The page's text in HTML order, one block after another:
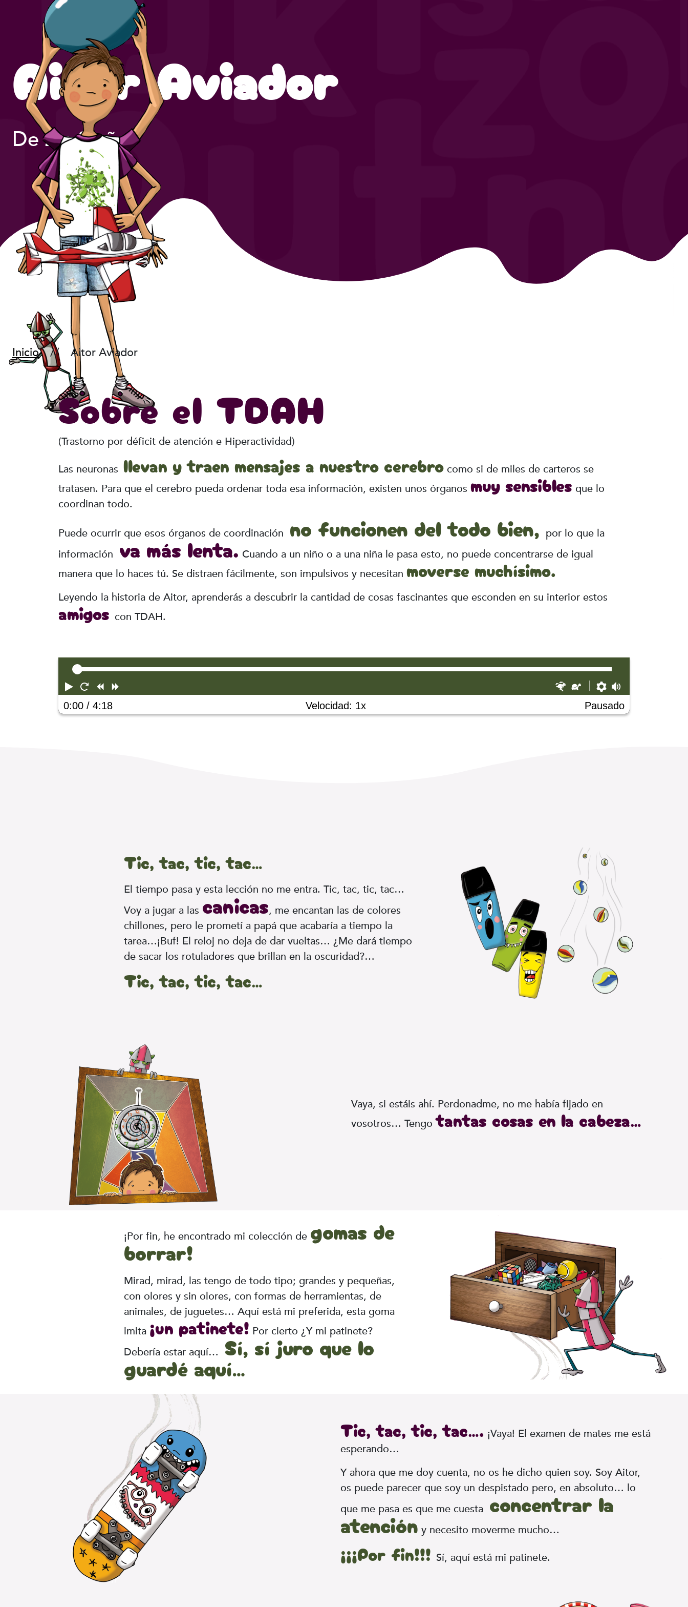
Aitor Aviador
De 2 a 8 años
Inicio Aitor Aviador
Sobre el TDAH
(Trastorno por déficit de atención e Hiperactividad)
Las neuronas llevan y traen mensajes a nuestro cerebro como si de miles de carteros se
tratasen. Para que el cerebro pueda ordenar toda esa información, existen unos órganos muy sensibles que lo
coordinan todo.
Puede ocurrir que esos órganos de coordinación no funcionen del todo bien, por lo que la
información va más lenta. Cuando a un niño o a una niña le pasa esto, no puede concentrarse de igual
manera que lo haces tú. Se distraen fácilmente, son impulsivos y necesitan moverse muchísimo.
Leyendo la historia de Aitor, aprenderás a descubrir la cantidad de cosas fascinantes que esconden en su interior estos
amigos con TDAH.
Play Reiniciar
Atrasar RápidoLento Preferencias
0:00 / 4:18 Velocidad: 1x Pausado
Tic, tac, tic, tac…
El tiempo pasa y esta lección no me entra. Tic, tac, tic, tac…
Voy a jugar a las canicas, me encantan las de colores
chillones, pero le prometí a papá que acabaría a tiempo la
tarea…¡Buf! El reloj no deja de dar vueltas… ¿Me dará tiempo
de sacar los rotuladores que brillan en la oscuridad?…
Tic, tac, tic, tac…
Vaya, si estáis ahí. Perdonadme, no me había fijado en
vosotros… Tengotantas cosas en la cabeza…
¡Por fin, he encontrado mi colección de gomas de
borrar!
Mirad, mirad, las tengo de todo tipo; grandes y pequeñas,
con olores y sin olores, con formas de herramientas, de
animales, de juguetes… Aquí está mi preferida, esta goma
imita ¡un patinete! Por cierto ¿Y mi patinete?
Debería estar aquí…
Sí, sí juro que lo
guardé aquí…
Tic, tac, tic, tac…. ¡Vaya! El examen de mates me está
esperando…
Y ahora que me doy cuenta, no os he dicho quien soy. Soy Aitor,
os puede parecer que soy un despistado pero, en absoluto… lo
que me pasa es que me cuestaconcentrar la
atención y necesito moverme mucho…
¡¡¡Por fin!!! Sí, aquí está mi patinete.